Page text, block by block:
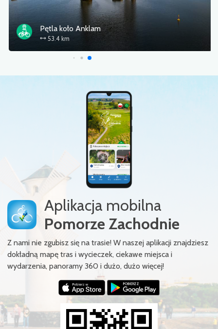
Pętla koło Anklam
53.4 km
Aplikacja mobilna
Pomorze Zachodnie
Z nami nie zgubisz się na trasie! W naszej aplikacji znajdziesz
dokładną mapę tras i wycieczek, ciekawe miejsca i
wydarzenia, panoramy 360 i dużo, dużo więcej!